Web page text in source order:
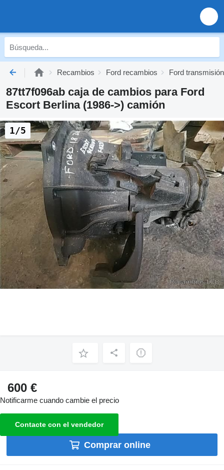
Recambios Ford recambios Ford transmisión
87tt7f096ab caja de cambios para Ford
Escort Berlina (1986->) camión
1/5
600 €
Notificarme cuando cambie el precio
Contacte con el vendedor
Comprar online